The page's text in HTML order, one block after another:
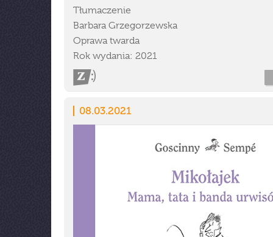
Tłumaczenie
Barbara Grzegorzewska
Oprawa twarda
Rok wydania: 2021
08.03.2021